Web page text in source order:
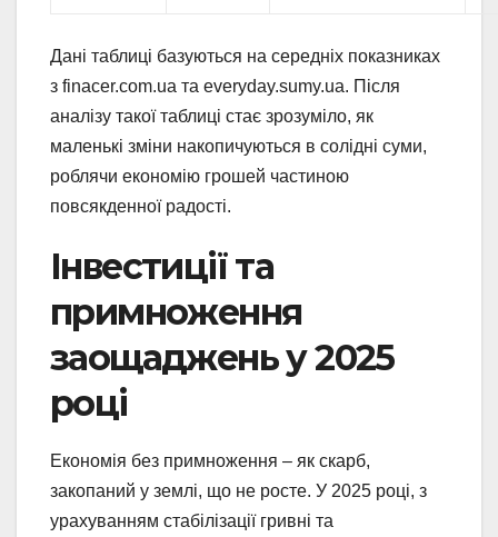
Дані таблиці базуються на середніх показниках
з finacer.com.ua та everyday.sumy.ua. Після
аналізу такої таблиці стає зрозуміло, як
маленькі зміни накопичуються в солідні суми,
роблячи економію грошей частиною
повсякденної радості.
Інвестиції та
примноження
заощаджень у 2025
році
Економія без примноження – як скарб,
закопаний у землі, що не росте. У 2025 році, з
урахуванням стабілізації гривні та